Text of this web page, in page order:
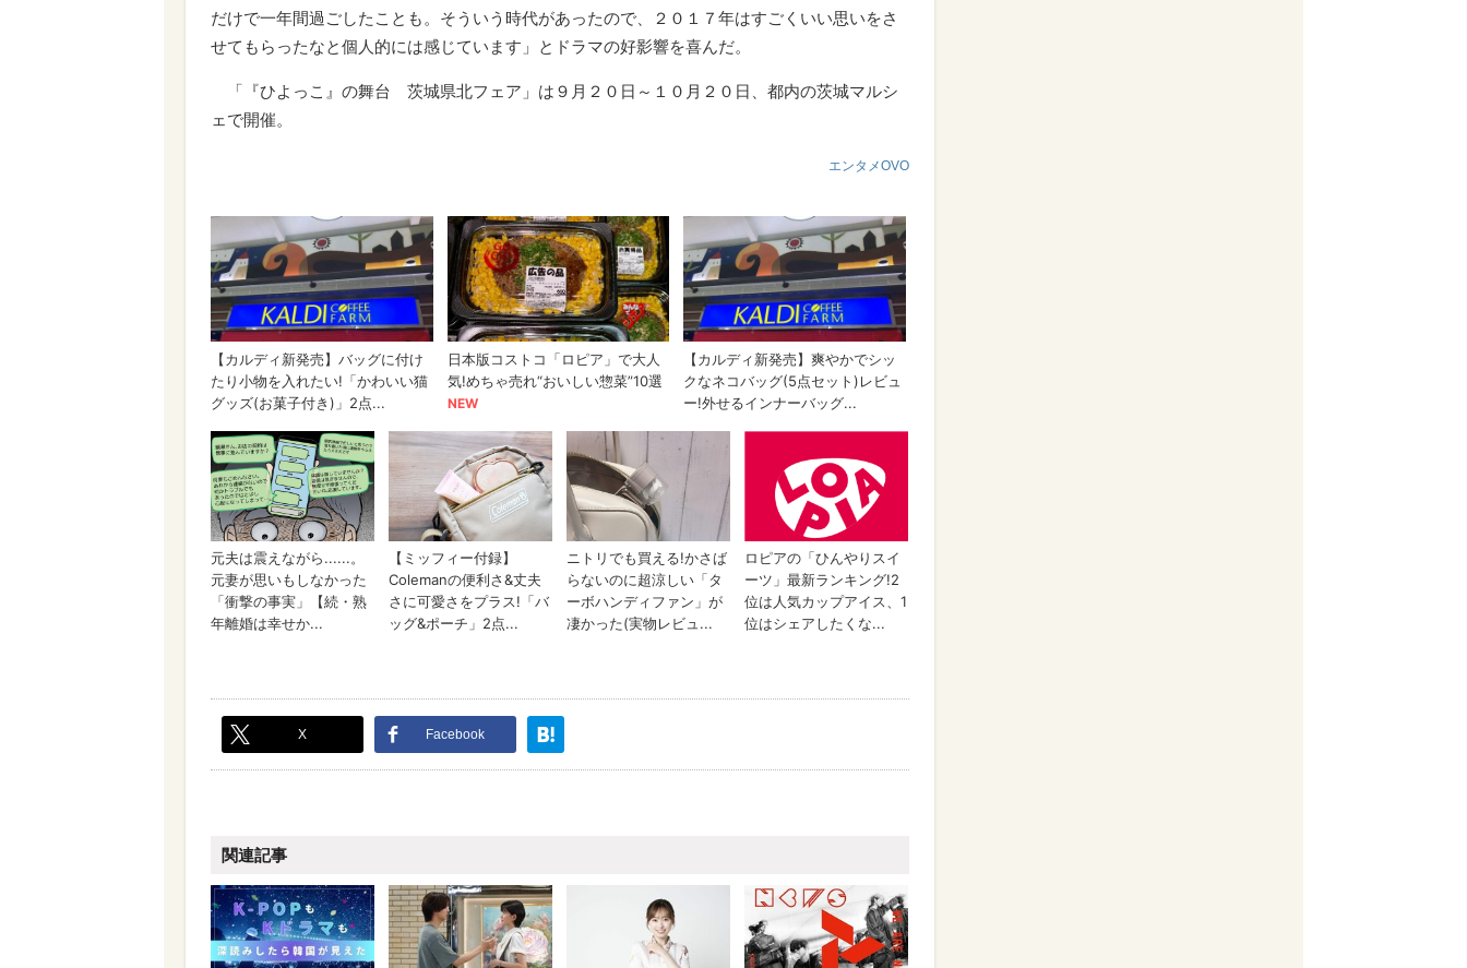
だけで一年間過ごしたことも。そういう時代があったので、２０１７年はすごくいい思いをさ
せてもらったなと個人的には感じています」とドラマの好影響を喜んだ。
「『ひよっこ』の舞台 茨城県北フェア」は９月２０日～１０月２０日、都内の茨城マルシ
ェで開催。
エンタメOVO
X Facebook
関連記事